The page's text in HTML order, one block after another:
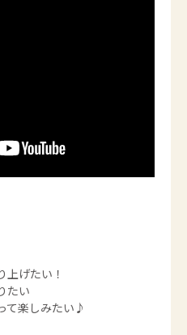
上げたい！
たい
て楽しみたい♪